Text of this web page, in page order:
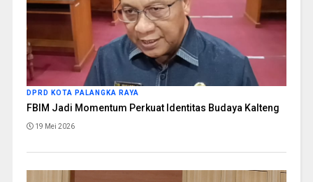
DPRD KOTA PALANGKA RAYA
FBIM Jadi Momentum Perkuat Identitas Budaya Kalteng
19 Mei 2026